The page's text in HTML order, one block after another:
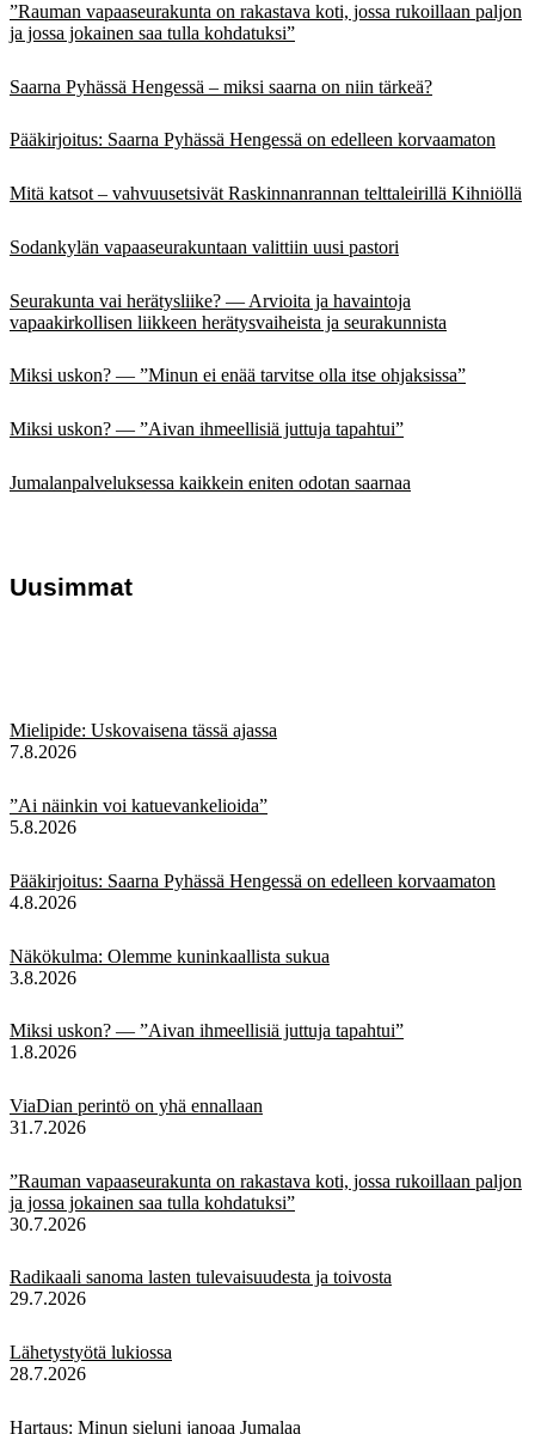
”Rauman vapaaseurakunta on rakastava koti, jossa rukoillaan paljon
ja jossa jokainen saa tulla kohdatuksi”
Saarna Pyhässä Hengessä – miksi saarna on niin tärkeä?
Pääkirjoitus: Saarna Pyhässä Hengessä on edelleen korvaamaton
Mitä katsot – vahvuusetsivät Raskinnanrannan telttaleirillä Kihniöllä
Sodankylän vapaaseurakuntaan valittiin uusi pastori
Seurakunta vai herätysliike? — Arvioita ja havaintoja
vapaakirkollisen liikkeen herätysvaiheista ja seurakunnista
Miksi uskon? — ”Minun ei enää tarvitse olla itse ohjaksissa”
Miksi uskon? — ”Aivan ihmeellisiä juttuja tapahtui”
Jumalanpalveluksessa kaikkein eniten odotan saarnaa
Uusimmat
Mielipide: Uskovaisena tässä ajassa
7.8.2026
”Ai näinkin voi katuevankelioida”
5.8.2026
Pääkirjoitus: Saarna Pyhässä Hengessä on edelleen korvaamaton
4.8.2026
Näkökulma: Olemme kuninkaallista sukua
3.8.2026
Miksi uskon? — ”Aivan ihmeellisiä juttuja tapahtui”
1.8.2026
ViaDian perintö on yhä ennallaan
31.7.2026
”Rauman vapaaseurakunta on rakastava koti, jossa rukoillaan paljon
ja jossa jokainen saa tulla kohdatuksi”
30.7.2026
Radikaali sanoma lasten tulevaisuudesta ja toivosta
29.7.2026
Lähetystyötä lukiossa
28.7.2026
Hartaus: Minun sieluni janoaa Jumalaa